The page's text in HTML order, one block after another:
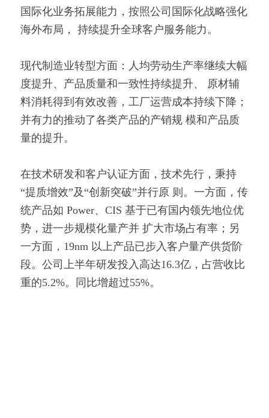
国际化业务拓展能力，按照公司国际化战略强化
海外布局， 持续提升全球客户服务能力。
现代制造业转型方面：人均劳动生产率继续大幅
度提升、产品质量和一致性持续提升、 原材辅
料消耗得到有效改善，工厂运营成本持续下降；
并有力的推动了各类产品的产销规 模和产品质
量的提升。
在技术研发和客户认证方面，技术先行，秉持
“提质增效”及“创新突破”并行原 则。一方面，传
统产品如 Power、CIS 基于已有国内领先地位优
势，进一步规模化量产并 扩大市场占有率；另
一方面，19nm 以上产品已步入客户量产供货阶
段。公司上半年研发投入高达16.3亿，占营收比
重的5.2%。同比增超过55%。